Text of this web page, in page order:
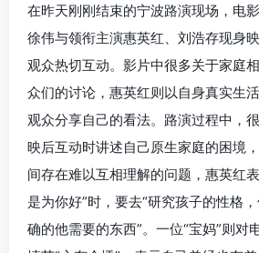
在昨天刚刚结束的宁波路演现场，电
徐伟与领衔主演惠英红、刘浩存现身
观众热切互动。影片中很多关于家庭
众们的讨论，惠英红则以自身真实生
观众分享自己的看法。路演过程中，
映后互动时讲述自己原生家庭的困境
间存在难以互相理解的问题，惠英红
是为你好”时，要去“研究孩子的性格
确的他需要的东西”。一位“宝妈”则对